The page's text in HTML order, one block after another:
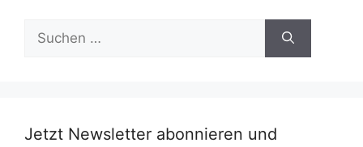
nach:
Jetzt Newsletter abonnieren und